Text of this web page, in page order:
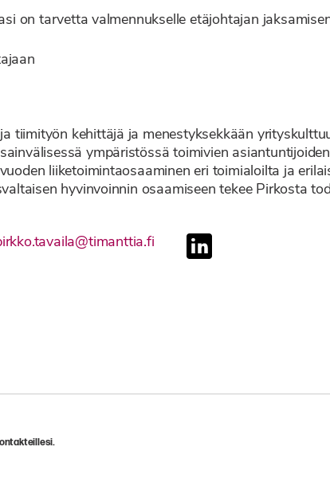
on tarvetta valmennukselle etäjohtajan
tiimityön kehittäjä ja menestyksekkään
ympäristössä toimivien
liiketoimintaosaaminen eri toimialoilta ja
hyvinvoinnin osaamiseen tekee Pirkosta
linkedin